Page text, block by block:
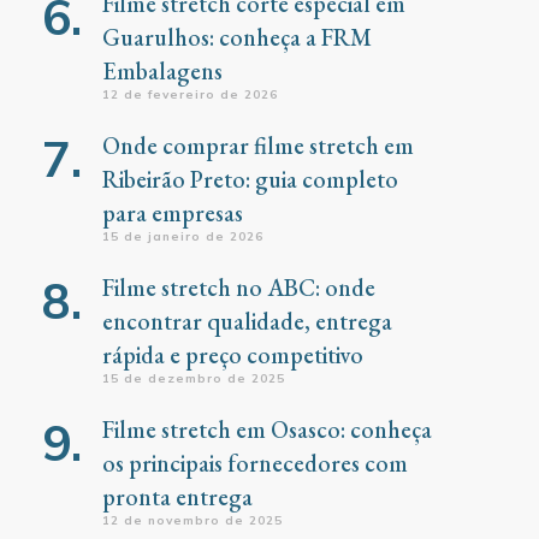
Guarulhos: conheça a FRM
Embalagens
12 de fevereiro de 2026
Onde comprar filme stretch em
Ribeirão Preto: guia completo
para empresas
15 de janeiro de 2026
Filme stretch no ABC: onde
encontrar qualidade, entrega
rápida e preço competitivo
15 de dezembro de 2025
Filme stretch em Osasco: conheça
os principais fornecedores com
pronta entrega
12 de novembro de 2025